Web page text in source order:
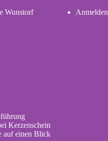
UserAnmelden
Wunstorf
Kerzenschein
auf einen Blick